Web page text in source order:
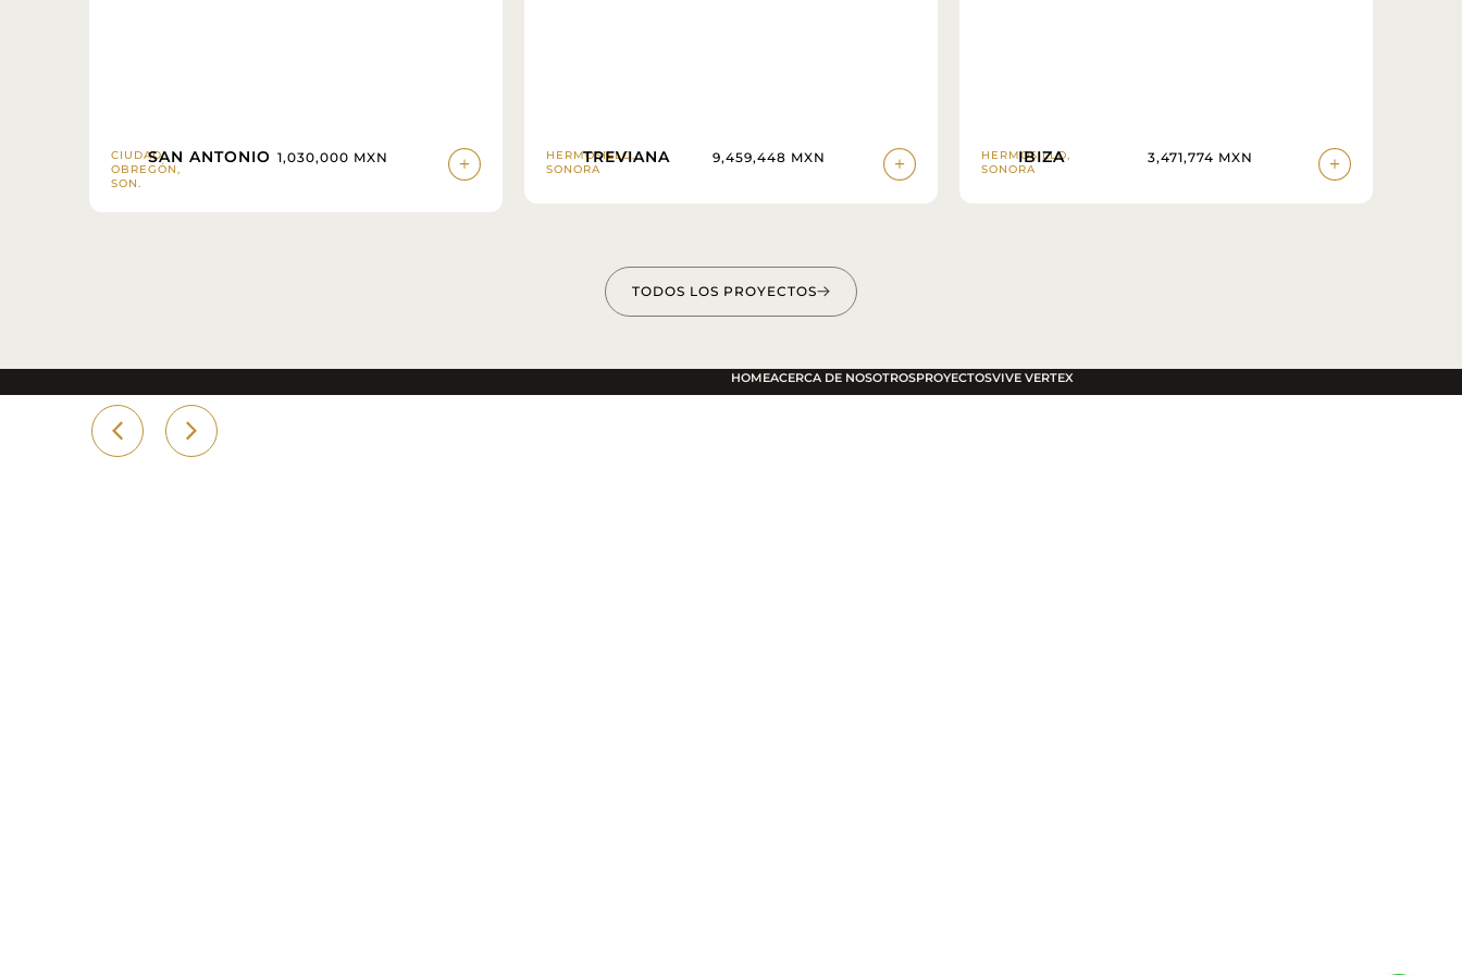
CIUDAD
OBREGÓN,
SON.
SAN ANTONIO 1,030,000 MXN
HERMOSILLO,
SONORA
TREVIANA 9,459,448 MXN
HERMOSILLO,
SONORA
IBIZA 3,471,774 MXN
TODOS LOS PROYECTOS
HOMEACERCA DE NOSOTROSPROYECTOSVIVE VERTEX